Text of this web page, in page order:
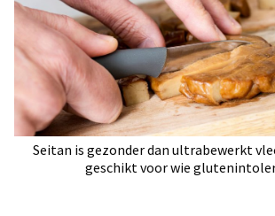
Seitan is gezonder dan ultrabewerkt
geschikt voor wie